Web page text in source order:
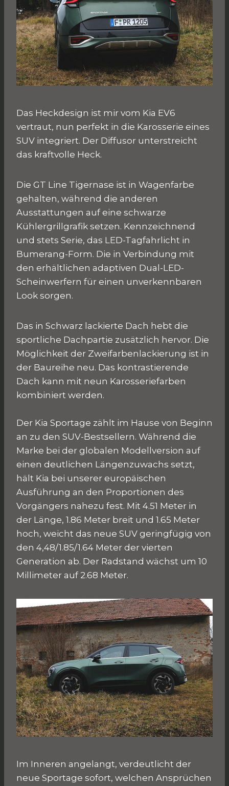
Das Heckdesign ist mir vom Kia EV6
vertraut, nun perfekt in die Karosserie eines
SUV integriert. Der Diffusor unterstreicht
das kraftvolle Heck.
Die GT Line Tigernase ist in Wagenfarbe
gehalten, während die anderen
Ausstattungen auf eine schwarze
Kühlergrillgrafik setzen. Kennzeichnend
und stets Serie, das LED-Tagfahrlicht in
Bumerang-Form. Die in Verbindung mit
den erhältlichen adaptiven Dual-LED-
Scheinwerfern für einen unverkennbaren
Look sorgen.
Das in Schwarz lackierte Dach hebt die
sportliche Dachpartie zusätzlich hervor. Die
Möglichkeit der Zweifarbenlackierung ist in
der Baureihe neu. Das kontrastierende
Dach kann mit neun Karosseriefarben
kombiniert werden.
Der Kia Sportage zählt im Hause von Beginn
an zu den SUV-Bestsellern. Während die
Marke bei der globalen Modellversion auf
einen deutlichen Längenzuwachs setzt,
hält Kia bei unserer europäischen
Ausführung an den Proportionen des
Vorgängers nahezu fest. Mit 4.51 Meter in
der Länge, 1.86 Meter breit und 1.65 Meter
hoch, weicht das neue SUV geringfügig von
den 4,48/1.85/1.64 Meter der vierten
Generation ab. Der Radstand wächst um 10
Millimeter auf 2.68 Meter.
Im Inneren angelangt, verdeutlicht der
neue Sportage sofort, welchen Ansprüchen